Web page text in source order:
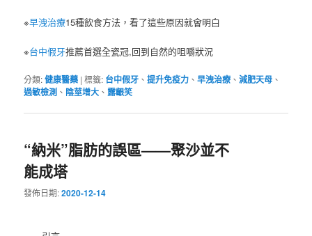
※早洩治療15種飲食方法，看了這些原因就會明白
※台中假牙推薦首選全瓷冠,回到自然的咀嚼狀況
分類:健康醫藥 |標籤: 台中假牙 、提升免疫力 、早洩治療 、減肥天母 、
過敏檢測 、 陰莖增大 、 露齦笑
“納米”脂肪的誤區——聚沙並不
能成塔
發佈日期:2020-12-14